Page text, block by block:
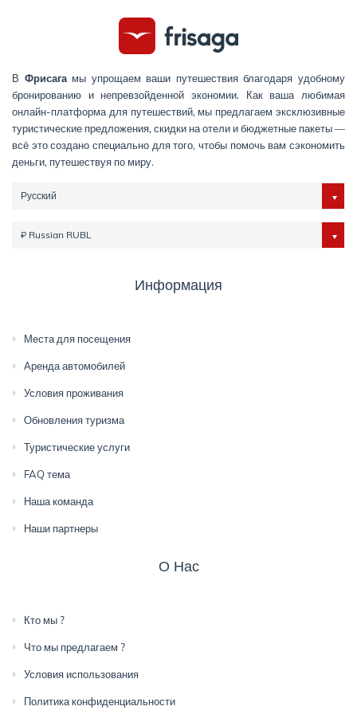
В Фрисагамы упрощаем ваши путешествия благодаря удобному
бронированию и непревзойденной экономии. Как ваша любимая
онлайн-платформа для путешествий, мы предлагаем эксклюзивные
туристические предложения, скидки на отели и бюджетные пакеты —
всё это создано специально для того, чтобы помочь вам сэкономить
деньги, путешествуя по миру.
Русский
₽ Russian RUBL
Информация
Места для посещения
Аренда автомобилей
Условия проживания
Обновления туризма
Туристические услуги
FAQ тема
Наша команда
Наши партнеры
О Нас
Кто мы ?
Что мы предлагаем ?
Условия использования
Политика конфиденциальности